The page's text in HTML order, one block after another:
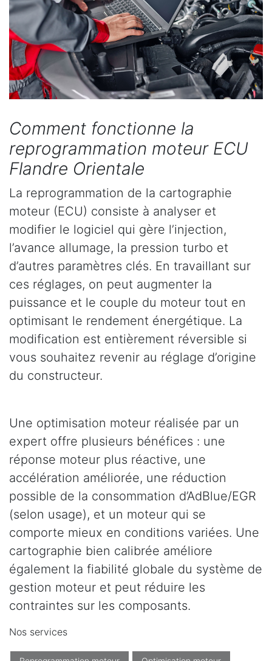
Comment fonctionne la
reprogrammation moteur ECU
Flandre Orientale
La reprogrammation de la cartographie
moteur (ECU) consiste à analyser et
modifier le logiciel qui gère l’injection,
l’avance allumage, la pression turbo et
d’autres paramètres clés. En travaillant sur
ces réglages, on peut augmenter la
puissance et le couple du moteur tout en
optimisant le rendement énergétique. La
modification est entièrement réversible si
vous souhaitez revenir au réglage d’origine
du constructeur.
Une optimisation moteur réalisée par un
expert offre plusieurs bénéfices : une
réponse moteur plus réactive, une
accélération améliorée, une réduction
possible de la consommation d’AdBlue/EGR
(selon usage), et un moteur qui se
comporte mieux en conditions variées. Une
cartographie bien calibrée améliore
également la fiabilité globale du système de
gestion moteur et peut réduire les
contraintes sur les composants.
Nos services